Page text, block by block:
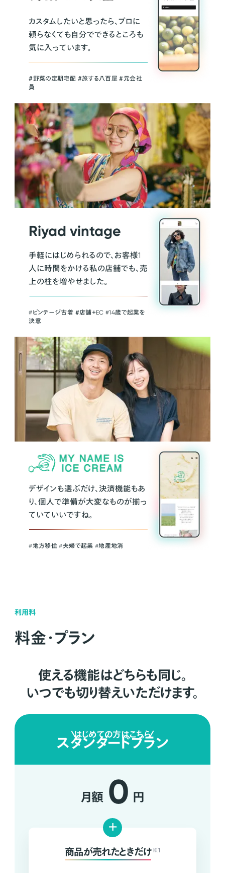
カスタムしたいと思ったら、プロに
頼らなくても自分でできるところも
気に入っています。
＃野菜の定期宅配 ＃旅する八百屋 ＃元会社
員
Riyad vintage
手軽にはじめられるので、お客様1
人に時間をかける私の店舗でも、売
上の柱を増やせました。
#ビンテージ古着 ＃店舗＋EC #14歳で起業を
決意
デザインも選ぶだけ、決済機能もあ
り、個人で準備が大変なものが揃っ
ていていいですね。
#地方移住 #夫婦で起業 #地産地消
利用料
料金・プラン
使える機能はどちらも同じ。
いつでも切り替えいただけます。
はじめての方はこちら
スタンダードプラン
月額 0 円
+
商品が売れたときだけ ※1